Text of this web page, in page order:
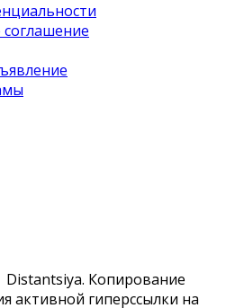
Копирование
активной гиперссылки на